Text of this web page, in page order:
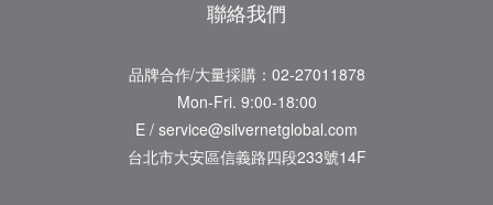
聯絡我們
品牌合作/大量採購：02-27011878
Mon-Fri. 9:00-18:00
E / service@silvernetglobal.com
台北市大安區信義路四段233號14F